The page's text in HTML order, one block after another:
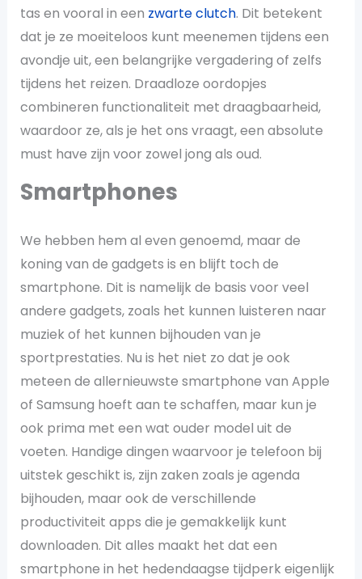
tas en vooral in een zwarte clutch. Dit betekent
dat je ze moeiteloos kunt meenemen tijdens een
avondje uit, een belangrijke vergadering of zelfs
tijdens het reizen. Draadloze oordopjes
combineren functionaliteit met draagbaarheid,
waardoor ze, als je het ons vraagt, een absolute
must have zijn voor zowel jong als oud.
Smartphones
We hebben hem al even genoemd, maar de
koning van de gadgets is en blijft toch de
smartphone. Dit is namelijk de basis voor veel
andere gadgets, zoals het kunnen luisteren naar
muziek of het kunnen bijhouden van je
sportprestaties. Nu is het niet zo dat je ook
meteen de allernieuwste smartphone van Apple
of Samsung hoeft aan te schaffen, maar kun je
ook prima met een wat ouder model uit de
voeten. Handige dingen waarvoor je telefoon bij
uitstek geschikt is, zijn zaken zoals je agenda
bijhouden, maar ook de verschillende
productiviteit apps die je gemakkelijk kunt
downloaden. Dit alles maakt het dat een
smartphone in het hedendaagse tijdperk eigenlijk